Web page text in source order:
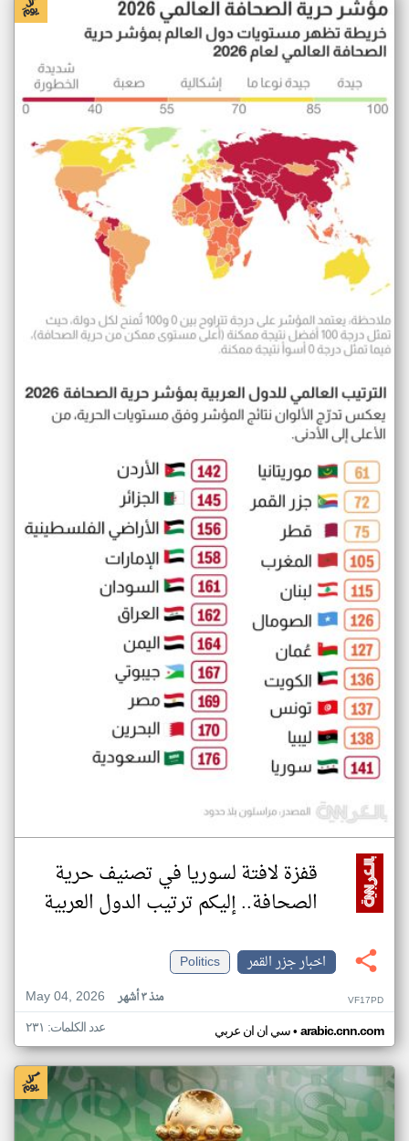
قفزة لافتة لسوريا في تصنيف حرية
الصحافة.. إليكم ترتيب الدول العربية
اخبار جزر القمر
Politics
May 04, 2026
منذ ٣ أشهر VF17PD
سي ان ان عربي• arabic.cnn.com عدد الكلمات: ٢٣١